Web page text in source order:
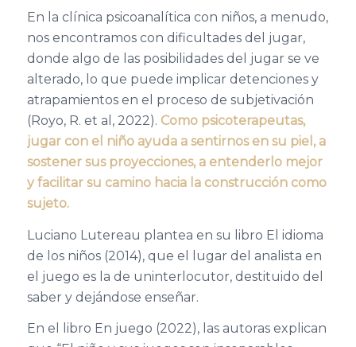
En la clínica psicoanalítica con niños, a menudo,
nos encontramos con dificultadesdel jugar,
donde algo de las posibilidades del jugar se ve
alterado, lo que puede implicar detenciones y
atrapamientos en el proceso de subjetivación
(Royo, R. et al, 2022). Como psicoterapeutas,
jugar con el niño ayuda a sentirnos en su piel, a
sostenersus proyecciones, a entenderlo mejor
yfacilitar su camino hacia laconstrucción como
sujeto.
Luciano Lutereau plantea en su libro El idioma
de los niños (2014), que el l ugar del analista en
el juego es la de uninterlocutor, destituido del
saber y dejándose enseñar.
En el libro En juego (2022), las autoras explican